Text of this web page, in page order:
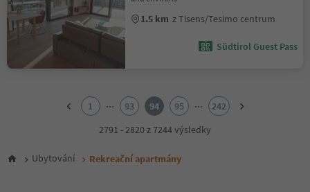
1.5 km z Tisens/Tesimo centrum
Südtirol Guest Pass
6
1 ... 93 94 95 ...
242
2791 - 2820 z 7244 výsledky
Ubytování Rekreační apartmány